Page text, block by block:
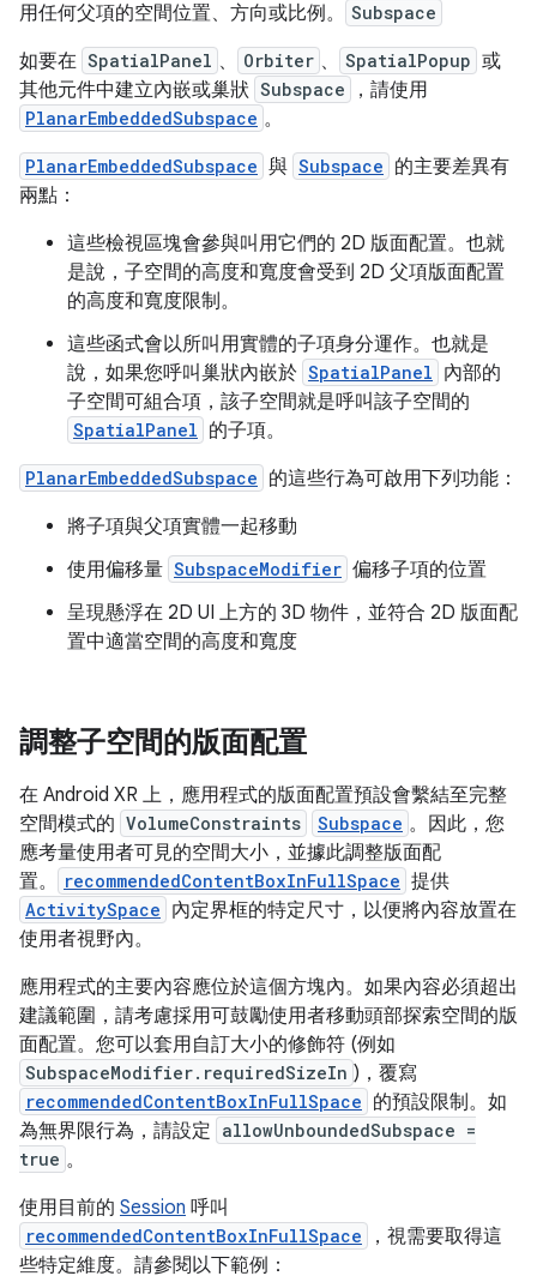
用任何父項的空間位置、方向或比例。
Subspace
如要在 SpatialPanel 、 Orbiter 、 SpatialPopup 或
其他元件中建立內嵌或巢狀 Subspace ，請使用
PlanarEmbeddedSubspace 。
PlanarEmbeddedSubspace 與 Subspace 的主要差異有
兩點：
這些檢視區塊會參與叫用它們的 2D 版面配置。也就
是說，子空間的高度和寬度會受到 2D 父項版面配置
的高度和寬度限制。
這些函式會以所叫用實體的子項身分運作。也就是
說，如果您呼叫巢狀內嵌於 SpatialPanel 內部的
子空間可組合項，該子空間就是呼叫該子空間的
SpatialPanel 的子項。
PlanarEmbeddedSubspace 的這些行為可啟用下列功能：
將子項與父項實體一起移動
使用偏移量 SubspaceModifier 偏移子項的位置
呈現懸浮在 2D UI 上方的 3D 物件，並符合 2D 版面配
置中適當空間的高度和寬度
調整子空間的版面配置
在 Android XR 上，應用程式的版面配置預設會繫結至完整
空間模式的 VolumeConstraints Subspace 。因此，您
應考量使用者可見的空間大小，並據此調整版面配
置。
recommendedContentBoxInFullSpace 提供
ActivitySpace 內定界框的特定尺寸，以便將內容放置在
使用者視野內。
應用程式的主要內容應位於這個方塊內。如果內容必須超出
建議範圍，請考慮採用可鼓勵使用者移動頭部探索空間的版
面配置。您可以套用自訂大小的修飾符 (例如
SubspaceModifier.requiredSizeIn )，覆寫
recommendedContentBoxInFullSpace 的預設限制。如
為無界限行為，請設定 allowUnboundedSubspace =
true 。
使用目前的 Session 呼叫
recommendedContentBoxInFullSpace
，視需要取得這
些特定維度。請參閱以下範例：